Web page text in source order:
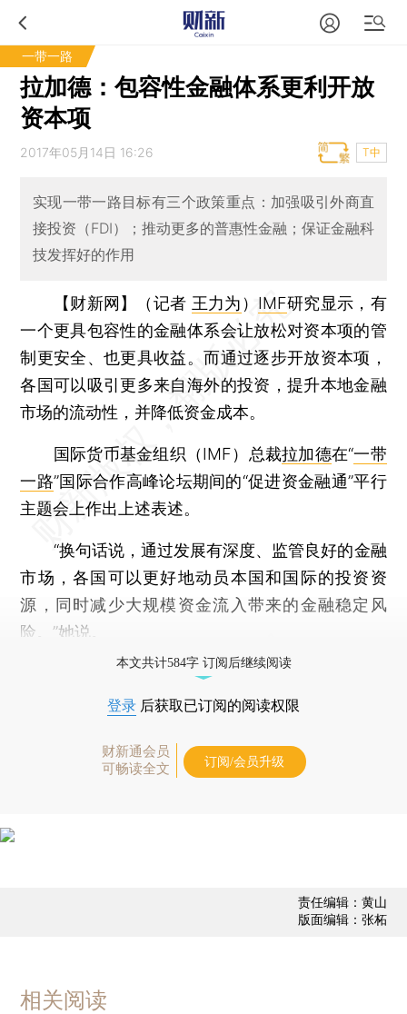
一带一路
拉加德：包容性金融体系更利开放
资本项
2017年05月14日 16:26 T中
实现一带一路目标有三个政策重点：加强吸引外商直
接投资（FDI）；推动更多的普惠性金融；保证金融科
技发挥好的作用
【财新网】（记者 王力为 ） IMF研究显示，有
一个更具包容性的金融体系会让放松对资本项的管
制更安全、也更具收益。而通过逐步开放资本项，
各国可以吸引更多来自海外的投资，提升本地金融
市场的流动性，并降低资金成本。
国际货币基金组织（IMF）总裁拉加德在“一带
一路”国际合作高峰论坛期间的“促进资金融通”平行
主题会上作出上述表述。
“换句话说，通过发展有深度、监管良好的金融
市场，各国可以更好地动员本国和国际的投资资
源，同时减少大规模资金流入带来的金融稳定风
险。”她说。
本文共计584字 订阅后继续阅读
登录 后获取已订阅的阅读权限
财新通会员
可畅读全文
订阅/会员升级
责任编辑：黄山
版面编辑：张柘
相关阅读